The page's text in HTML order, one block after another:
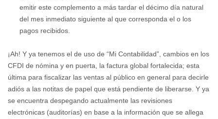
emitir este complemento a más tardar el décimo día natural
del mes inmediato siguiente al que corresponda el o los
pagos recibidos.
¡Ah! Y ya tenemos el de uso de “Mi Contabilidad”, cambios en los
CFDI de nómina y en puerta, la factura global fortalecida; esta
última para fiscalizar las ventas al público en general para decirle
adiós a las notitas de papel que está pendiente de liberarse. Y ya
se encuentra despegando actualmente las revisiones
electrónicas (auditorías) en base a la información que se allega